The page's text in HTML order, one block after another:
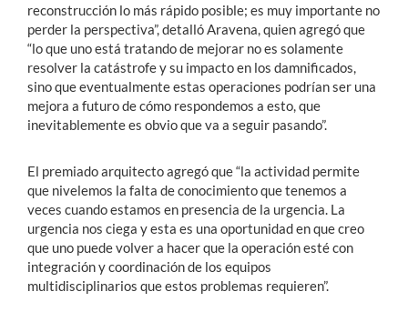
reconstrucción lo más rápido posible; es muy importante no
perder la perspectiva”, detalló Aravena, quien agregó que
“lo que uno está tratando de mejorar no es solamente
resolver la catástrofe y su impacto en los damnificados,
sino que eventualmente estas operaciones podrían ser una
mejora a futuro de cómo respondemos a esto, que
inevitablemente es obvio que va a seguir pasando”.
El premiado arquitecto agregó que “la actividad permite
que nivelemos la falta de conocimiento que tenemos a
veces cuando estamos en presencia de la urgencia. La
urgencia nos ciega y esta es una oportunidad en que creo
que uno puede volver a hacer que la operación esté con
integración y coordinación de los equipos
multidisciplinarios que estos problemas requieren”.